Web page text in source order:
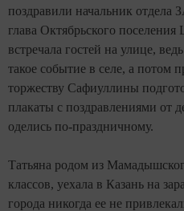
поздравили начальник
глава Октябрьского
встречала гостей на улице,
такое событие в селе, а потом
торжеству Сафиуллины
плакаты с поздравлениями от
оделись по-праздничному.
Татьяна родом из
классов, уехала в Казань на
города никогда ее не